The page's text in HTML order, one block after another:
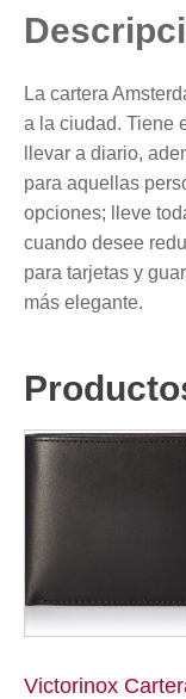
La cartera
a la ciudad. Tiene
llevar a diario,
para aquellas
opciones; lleve
cuando desee
para tarjetas y
más elegante.
Victorinox